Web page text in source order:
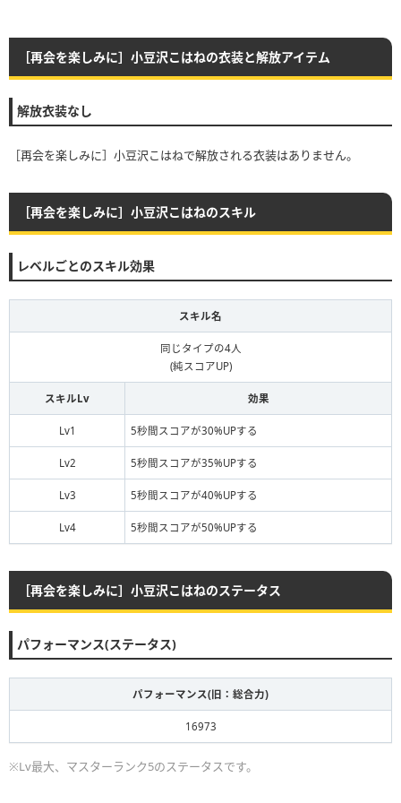
［再会を楽しみに］小豆沢こはねの衣装と解放アイテム
解放衣装なし
［再会を楽しみに］小豆沢こはねで解放される衣装はありません。
［再会を楽しみに］小豆沢こはねのスキル
レベルごとのスキル効果
スキル名
同じタイプの4人
(純スコアUP)
スキルLv 効果
Lv1 5秒間スコアが30%UPする
Lv2 5秒間スコアが35%UPする
Lv3 5秒間スコアが40%UPする
Lv4 5秒間スコアが50%UPする
［再会を楽しみに］小豆沢こはねのステータス
パフォーマンス(ステータス)
パフォーマンス(旧：総合力)
16973
※Lv最大、マスターランク5のステータスです。